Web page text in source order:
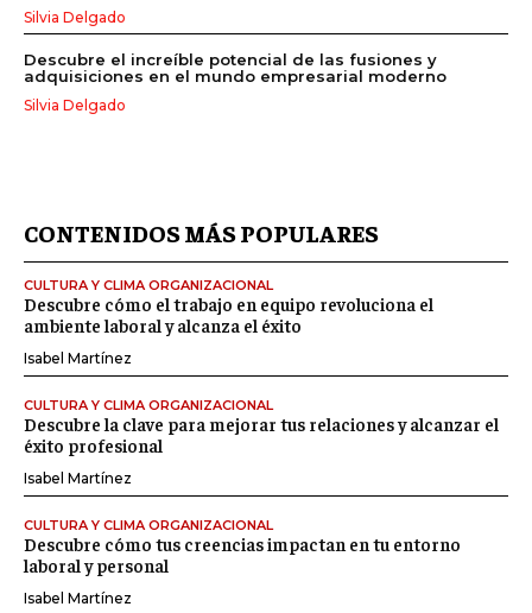
Silvia Delgado
Descubre el increíble potencial de las fusiones y
adquisiciones en el mundo empresarial moderno
Silvia Delgado
CONTENIDOS MÁS POPULARES
CULTURA Y CLIMA ORGANIZACIONAL
Descubre cómo el trabajo en equipo revoluciona el
ambiente laboral y alcanza el éxito
Isabel Martínez
CULTURA Y CLIMA ORGANIZACIONAL
Descubre la clave para mejorar tus relaciones y alcanzar el
éxito profesional
Isabel Martínez
CULTURA Y CLIMA ORGANIZACIONAL
Descubre cómo tus creencias impactan en tu entorno
laboral y personal
Isabel Martínez